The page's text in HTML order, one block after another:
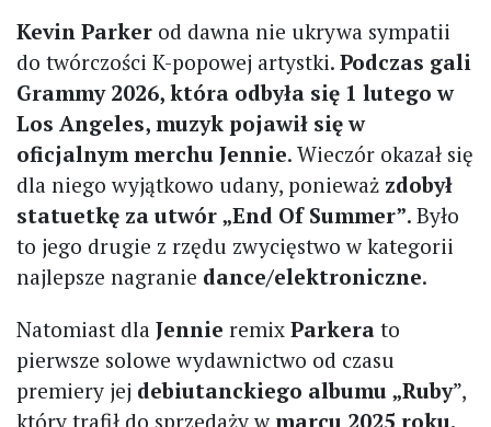
Kevin Parker od dawna nie ukrywa sympatii
do twórczości K-popowej artystki. Podczas gali
Grammy 2026, która odbyła się 1 lutego w
Los Angeles, muzyk pojawił się w
oficjalnym merchu Jennie. Wieczór okazał się
dla niego wyjątkowo udany, ponieważ zdobył
statuetkę za utwór „End Of Summer”. Było
to jego drugie z rzędu zwycięstwo w kategorii
najlepsze nagranie dance/elektroniczne.
Natomiast dla Jennie remix Parkera to
pierwsze solowe wydawnictwo od czasu
premiery jej debiutanckiego albumu „Ruby”,
który trafił do sprzedaży w marcu 2025 roku.